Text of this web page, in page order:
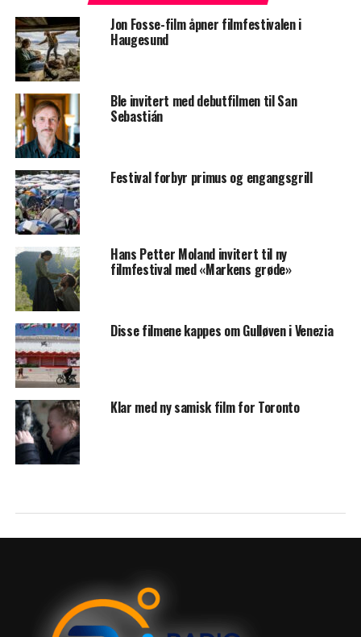
Jon Fosse-film åpner filmfestivalen i
Haugesund
Ble invitert med debutfilmen til San
Sebastián
Festival forbyr primus og engangsgrill
Hans Petter Moland invitert til ny
filmfestival med «Markens grøde»
Disse filmene kappes om Gulløven i Venezia
Klar med ny samisk film for Toronto